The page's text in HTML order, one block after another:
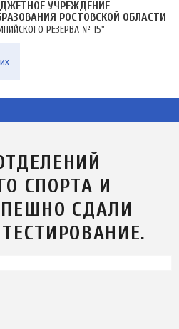
УЧРЕЖДЕНИЕ
РОСТОВСКОЙ ОБЛАСТИ
РЕЗЕРВА № 15"
СПОРТА И
СДАЛИ